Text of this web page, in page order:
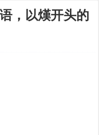
，以熯开头的